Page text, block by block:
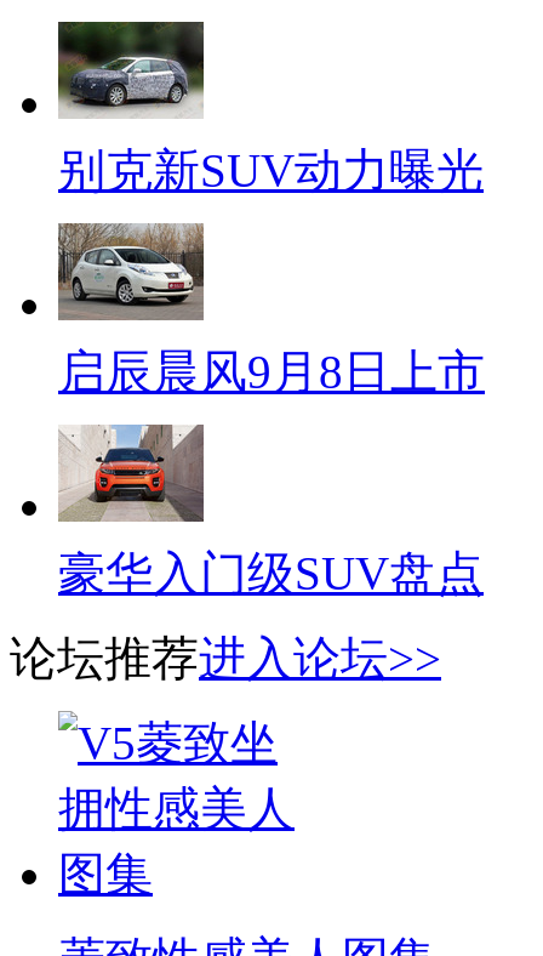
别克新SUV动力曝光
启辰晨风9月8日上市
豪华入门级SUV盘点
论坛推荐进入论坛>>